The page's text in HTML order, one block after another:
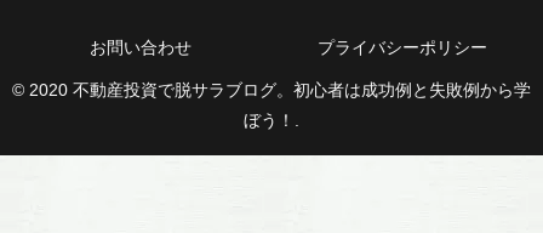
お問い合わせ プライバシーポリシー
© 2020 不動産投資で脱サラブログ。初心者は成功例と失敗例から学
ぼう！.